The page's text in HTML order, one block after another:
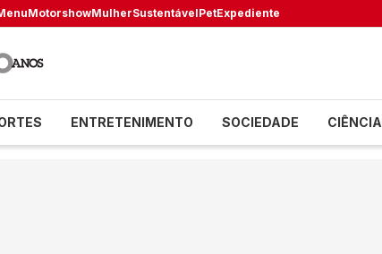
MotorshowMulherSustentávelPetExpediente
ENTRETENIMENTO SOCIEDADE CIÊNCIA